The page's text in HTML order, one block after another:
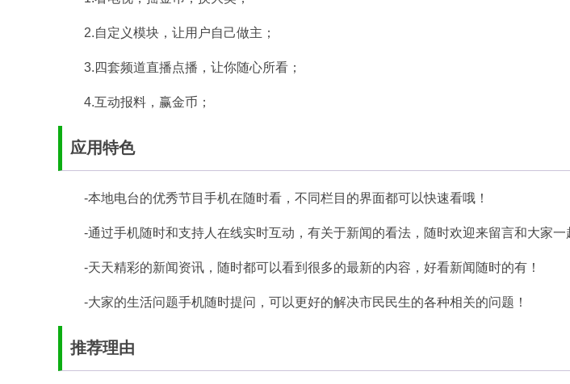
2.自定义模块，让用户自己做主；
3.四套频道直播点播，让你随心所看；
4.互动报料，赢金币；
应用特色
-本地电台的优秀节目手机在随时看，不同栏目的界面都可以快速看哦！
-通过手机随时和支持人在线实时互动，有关于新闻的看法，随时欢迎来留言和大家一
-天天精彩的新闻资讯，随时都可以看到很多的最新的内容，好看新闻随时的有！
-大家的生活问题手机随时提问，可以更好的解决市民民生的各种相关的问题！
推荐理由